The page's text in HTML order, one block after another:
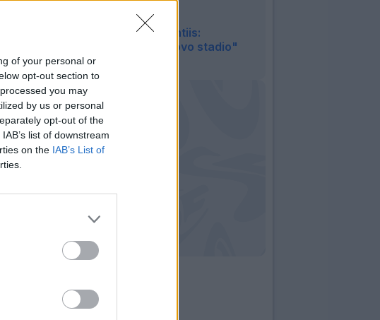
of your personal or
opt-out section to
you may
by us or personal
opt-out of the
list of downstream
on the IAB’s List of
Napoli, De Laurentiis:
"Vogliamo un nuovo stadio"
08:48